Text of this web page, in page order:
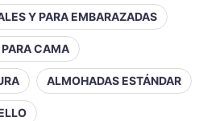
Y PARA EMBARAZADAS
CAMA
ALMOHADAS ESTÁNDAR